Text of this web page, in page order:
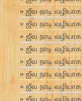
ஜீவ நாடி
ஜீவ நாடி
ஜீவ நாடி
ஜீவ நாடி
ஜீவ நாடி
ஜீவ நாடி
ஜீவ நாடி
ஜீவ நாடி